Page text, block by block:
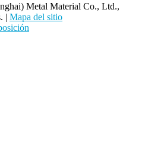
Metal Material Co., Ltd.,
| Mapa del sitio